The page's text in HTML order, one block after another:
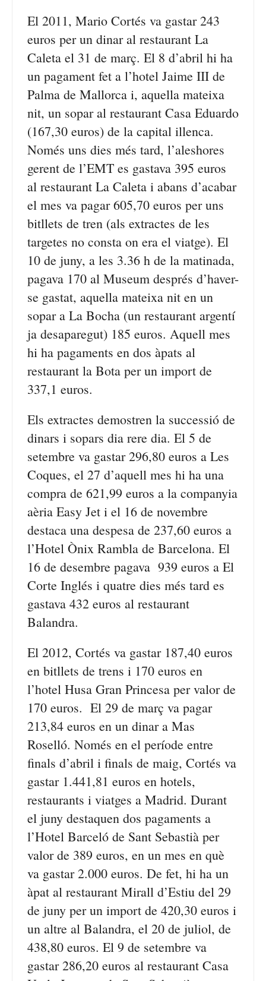
El 2011, Mario Cortés va gastar 243
euros per un dinar al restaurant La
Caleta el 31 de març. El 8 d’abril hi ha
un pagament fet a l’hotel Jaime III de
Palma de Mallorca i, aquella mateixa
nit, un sopar al restaurant Casa Eduardo
(167,30 euros) de la capital illenca.
Només uns dies més tard, l’aleshores
gerent de l’EMT es gastava 395 euros
al restaurant La Caleta i abans d’acabar
el mes va pagar 605,70 euros per uns
bitllets de tren (als extractes de les
targetes no consta on era el viatge). El
10 de juny, a les 3.36 h de la matinada,
pagava 170 al Museum després d’haver-
se gastat, aquella mateixa nit en un
sopar a La Bocha (un restaurant argentí
ja desaparegut) 185 euros. Aquell mes
hi ha pagaments en dos àpats al
restaurant la Bota per un import de
337,1 euros.
Els extractes demostren la successió de
dinars i sopars dia rere dia. El 5 de
setembre va gastar 296,80 euros a Les
Coques, el 27 d’aquell mes hi ha una
compra de 621,99 euros a la companyia
aèria Easy Jet i el 16 de novembre
destaca una despesa de 237,60 euros a
l’Hotel Ònix Rambla de Barcelona. El
16 de desembre pagava 939 euros a El
Corte Inglés i quatre dies més tard es
gastava 432 euros al restaurant
Balandra.
El 2012, Cortés va gastar 187,40 euros
en bitllets de trens i 170 euros en
l’hotel Husa Gran Princesa per valor de
170 euros. El 29 de març va pagar
213,84 euros en un dinar a Mas
Roselló. Només en el període entre
finals d’abril i finals de maig, Cortés va
gastar 1.441,81 euros en hotels,
restaurants i viatges a Madrid. Durant
el juny destaquen dos pagaments a
l’Hotel Barceló de Sant Sebastià per
valor de 389 euros, en un mes en què
va gastar 2.000 euros. De fet, hi ha un
àpat al restaurant Mirall d’Estiu del 29
de juny per un import de 420,30 euros i
un altre al Balandra, el 20 de juliol, de
438,80 euros. El 9 de setembre va
gastar 286,20 euros al restaurant Casa